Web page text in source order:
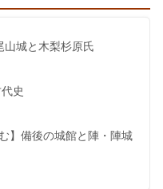
山城と木梨杉原氏
史
】備後の城館と陣・陣城